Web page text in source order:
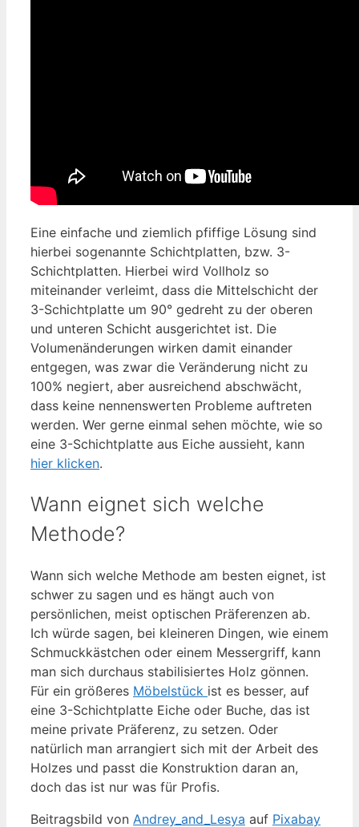
Eine einfache und ziemlich pfiffige Lösung sind
hierbei sogenannte Schichtplatten, bzw. 3-
Schichtplatten. Hierbei wird Vollholz so
miteinander verleimt, dass die Mittelschicht der
3-Schichtplatte um 90° gedreht zu der oberen
und unteren Schicht ausgerichtet ist. Die
Volumenänderungen wirken damit einander
entgegen, was zwar die Veränderung nicht zu
100% negiert, aber ausreichend abschwächt,
dass keine nennenswerten Probleme auftreten
werden. Wer gerne einmal sehen möchte, wie so
eine 3-Schichtplatte aus Eiche aussieht, kann
hier klicken.
Wann eignet sich welche
Methode?
Wann sich welche Methode am besten eignet, ist
schwer zu sagen und es hängt auch von
persönlichen, meist optischen Präferenzen ab.
Ich würde sagen, bei kleineren Dingen, wie einem
Schmuckkästchen oder einem Messergriff, kann
man sich durchaus stabilisiertes Holz gönnen.
Für ein größeres Möbelstück ist es besser, auf
eine 3-Schichtplatte Eiche oder Buche, das ist
meine private Präferenz, zu setzen. Oder
natürlich man arrangiert sich mit der Arbeit des
Holzes und passt die Konstruktion daran an,
doch das ist nur was für Profis.
Beitragsbild von Andrey_and_Lesya auf Pixabay